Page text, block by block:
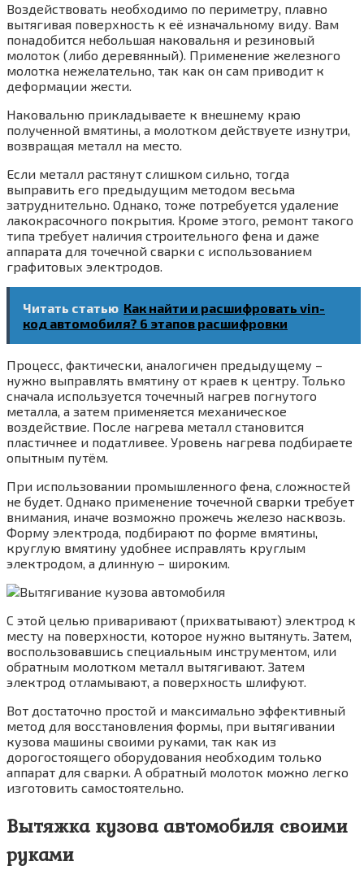
Воздействовать необходимо по периметру, плавно
вытягивая поверхность к её изначальному виду. Вам
понадобится небольшая наковальня и резиновый
молоток (либо деревянный). Применение железного
молотка нежелательно, так как он сам приводит к
деформации жести.
Наковальню прикладываете к внешнему краю
полученной вмятины, а молотком действуете изнутри,
возвращая металл на место.
Если металл растянут слишком сильно, тогда
выправить его предыдущим методом весьма
затруднительно. Однако, тоже потребуется удаление
лакокрасочного покрытия. Кроме этого, ремонт такого
типа требует наличия строительного фена и даже
аппарата для точечной сварки с использованием
графитовых электродов.
Читать статью Как найти и расшифровать vin-
код автомобиля? 6 этапов расшифровки
Процесс, фактически, аналогичен предыдущему –
нужно выправлять вмятину от краев к центру. Только
сначала используется точечный нагрев погнутого
металла, а затем применяется механическое
воздействие. После нагрева металл становится
пластичнее и податливее. Уровень нагрева подбираете
опытным путём.
При использовании промышленного фена, сложностей
не будет. Однако применение точечной сварки требует
внимания, иначе возможно прожечь железо насквозь.
Форму электрода, подбирают по форме вмятины,
круглую вмятину удобнее исправлять круглым
электродом, а длинную – широким.
С этой целью приваривают (прихватывают) электрод к
месту на поверхности, которое нужно вытянуть. Затем,
воспользовавшись специальным инструментом, или
обратным молотком металл вытягивают. Затем
электрод отламывают, а поверхность шлифуют.
Вот достаточно простой и максимально эффективный
метод для восстановления формы, при вытягивании
кузова машины своими руками, так как из
дорогостоящего оборудования необходим только
аппарат для сварки. А обратный молоток можно легко
изготовить самостоятельно.
Вытяжка кузова автомобиля своими
руками